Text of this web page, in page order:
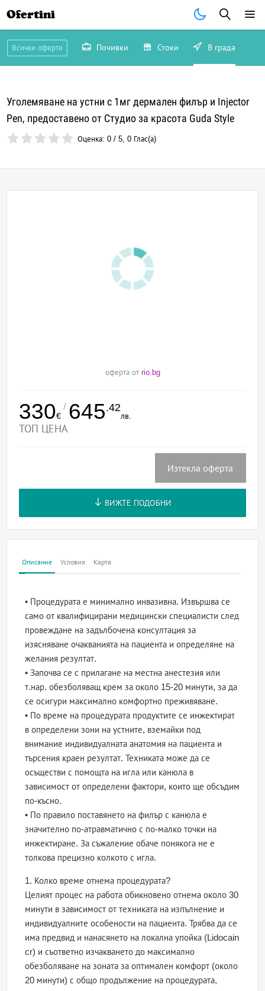
Ofertini
Всички оферти Почивки Стоки В града
Уголемяване на устни с 1мг дермален филър и Injector
Pen, предоставено от Студио за красота Guda Style
Оценка:0 /5,0 Глас(а)
оферта от rio.bg
330€
/ 645.42
лв.
ТОП ЦЕНА
Изтекла оферта
ВИЖТЕ ПОДОБНИ
Описание Условия Карта
• Процедурата е минимално инвазивна. Извършва се
само от квалифицирани медицински специалисти след
провеждане на задълбочена консултация за
изясняване очакванията на пациента и определяне на
желания резултат.
• Започва се с прилагане на местна анестезия или
т.нар. обезболяващ крем за около 15-20 минути, за да
се осигури максимално комфортно преживяване.
• По време на процедурата продуктите се инжектират
в определени зони на устните, вземайки под
внимание индивидуалната анатомия на пациента и
търсения краен резултат. Техниката може да се
осъществи с помощта на игла или канюла в
зависимост от определени фактори, които ще обсъдим
по-късно.
• По правило поставянето на филър с канюла е
значително по-атравматично с по-малко точки на
инжектиране. За съжаление обаче понякога не е
толкова прецизно колкото с игла.
1. Колко време отнема процедурата?
Целият процес на работа обикновено отнема около 30
минути в зависимост от техниката на изпълнение и
индивидуалните особености на пациента. Трябва да се
има предвид и нанасянето на локална упойка (Lidocain
cr) и съответно изчакването до максимално
обезболяване на зоната за оптимален комфорт (около
20 минути) с общо продължение на процедурата,